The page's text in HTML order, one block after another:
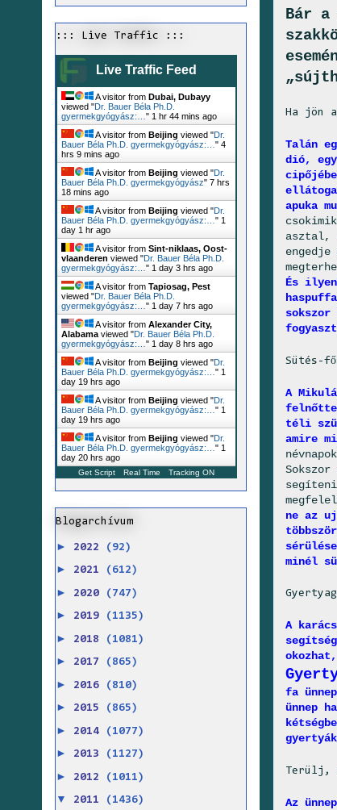
Bár a
Ha jön
Talán
dió,
apuka
asztal,
És
Sütés-
A
téli
amire
ne az
minél
A
fa
ünnep
Terülj,
Az
::: Live Traffic :::
Live Traffic Feed
A visitor from Dubai, Dubayy
viewed "Dr. Bauer Béla Ph.D.
gyermekgyógyász:… " 1 hr 44 mins ago
A visitor from Beijing viewed "Dr.
Bauer Béla Ph.D. gyermekgyógyász:… " 4
hrs 9 mins ago
A visitor from Beijing viewed "Dr.
Bauer Béla Ph.D. gyermekgyógyász" 7 hrs
18 mins ago
A visitor from Beijing viewed "Dr.
Bauer Béla Ph.D. gyermekgyógyász:… " 1
day 1 hr ago
A visitor from Sint-niklaas, Oost-
vlaanderen viewed "Dr. Bauer Béla Ph.D.
gyermekgyógyász:… " 1 day 3 hrs ago
A visitor from Tapiosag, Pest
viewed "Dr. Bauer Béla Ph.D.
gyermekgyógyász:… " 1 day 7 hrs ago
A visitor from Alexander City,
Alabama viewed "Dr. Bauer Béla Ph.D.
gyermekgyógyász:… " 1 day 8 hrs ago
A visitor from Beijing viewed "Dr.
Bauer Béla Ph.D. gyermekgyógyász:… " 1
day 19 hrs ago
A visitor from Beijing viewed "Dr.
Bauer Béla Ph.D. gyermekgyógyász:… " 1
day 19 hrs ago
A visitor from Beijing viewed "Dr.
Bauer Béla Ph.D. gyermekgyógyász:… " 1
day 20 hrs ago
Get Script Real Time Tracking ON
Blogarchívum
► 2022 (92)
► 2021 (612)
► 2020 (747)
► 2019 (1135)
► 2018 (1081)
► 2017 (865)
► 2016 (810)
► 2015 (865)
► 2014 (1077)
► 2013 (1127)
► 2012 (1011)
▼ 2011 (1436)